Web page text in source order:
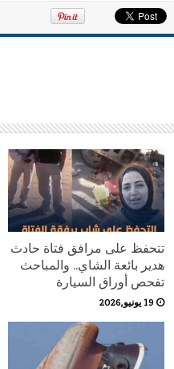
تتحفظ على مرافق فتاة حادث
هدير بائعة الشاي.. والمباحث
تفحص أوراق السيارة
19 يونيو,2026